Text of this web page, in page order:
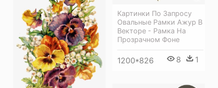
Картинки По Запросу
Овальные Рамки Ажур В
Векторе - Рамка На
Прозрачном Фоне
1200*826 8 1